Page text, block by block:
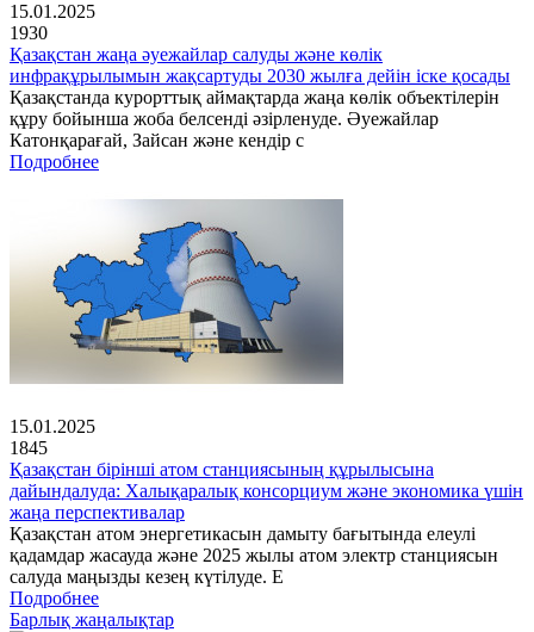
15.01.2025
1930
Қазақстан жаңа әуежайлар салуды және көлік
инфрақұрылымын жақсартуды 2030 жылға дейін іске қосады
Қазақстанда курорттық аймақтарда жаңа көлік объектілерін
құру бойынша жоба белсенді әзірленуде. Әуежайлар
Катонқарағай, Зайсан және кендір с
Подробнее
15.01.2025
1845
Қазақстан бірінші атом станциясының құрылысына
дайындалуда: Халықаралық консорциум және экономика үшін
жаңа перспективалар
Қазақстан атом энергетикасын дамыту бағытында елеулі
қадамдар жасауда және 2025 жылы атом электр станциясын
салуда маңызды кезең күтілуде. Е
Подробнее
Барлық жаңалықтар